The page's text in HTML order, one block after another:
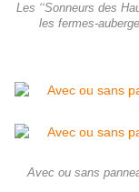
Les ‘‘Sonneurs des
les fermes-
Avec ou sans